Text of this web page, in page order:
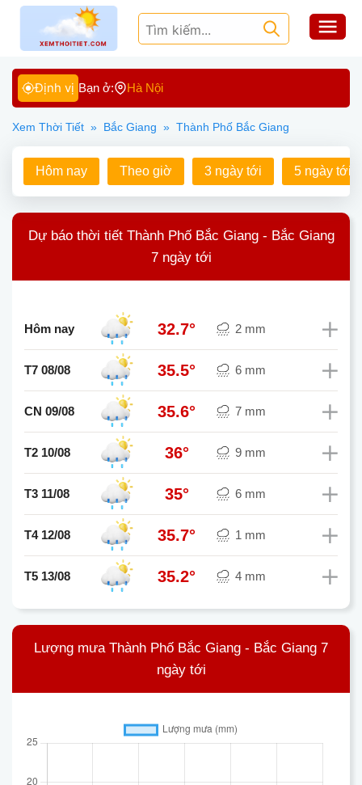
Định vị Bạn ở: Hà Nội
Xem Thời Tiết » Bắc Giang » Thành Phố Bắc Giang
Hôm nay Theo giờ 3 ngày tới 5 ngày tới
Dự báo thời tiết Thành Phố Bắc Giang - Bắc Giang
7 ngày tới
Hôm nay 32.7° 2 mm
T7 08/08 35.5° 6 mm
CN 09/08 35.6° 7 mm
T2 10/08 36° 9 mm
T3 11/08 35° 6 mm
T4 12/08 35.7° 1 mm
T5 13/08 35.2° 4 mm
Lượng mưa Thành Phố Bắc Giang - Bắc Giang 7
ngày tới